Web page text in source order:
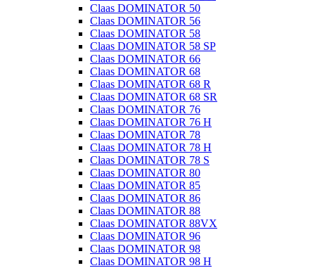
Claas DOMINATOR 50
Claas DOMINATOR 56
Claas DOMINATOR 58
Claas DOMINATOR 58 SP
Claas DOMINATOR 66
Claas DOMINATOR 68
Claas DOMINATOR 68 R
Claas DOMINATOR 68 SR
Claas DOMINATOR 76
Claas DOMINATOR 76 H
Claas DOMINATOR 78
Claas DOMINATOR 78 H
Claas DOMINATOR 78 S
Claas DOMINATOR 80
Claas DOMINATOR 85
Claas DOMINATOR 86
Claas DOMINATOR 88
Claas DOMINATOR 88VX
Claas DOMINATOR 96
Claas DOMINATOR 98
Claas DOMINATOR 98 H